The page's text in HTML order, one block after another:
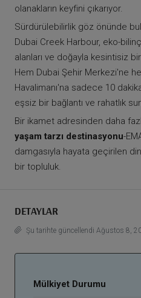
olanakların keyfini çıkarıyor.
Sürdürülebilirlik göz önünde
Dubai Creek Harbour, eko-
alanları ve doğayla kesintisiz
Hem Dubai Şehir Merkezi'ne
Havalimanı'na sadece 10
eşsiz bir bağlantı ve rahatlık
Bir ikamet adresinden daha
yaşam tarzı destinasyonu-
damgasıyla hayata geçirilen
bir topluluk.
DETAYLAR
Şu tarihte güncellendi Ağustos 8,
Mülkiyet Durumu